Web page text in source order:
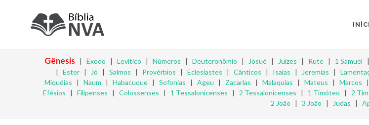
Gênesis | Êxodo | Levítico | Números | Deuteronômio | Josué| Juízes | Rute| 1 Samuel |
| Ester| Jó | Salmos | Provérbios | Eclesiastes | Cânticos | Isaías | Jeremias |
Miquéias | Naum | Habacuque | Sofonias | Ageu | Zacarias | Malaquias | Mateus | Marcos |
Efésios | Filipenses | Colossenses | 1 Tessalonicenses | 2 Tessalonicenses | 1 Timóteo | 2
2 João | 3 João | Judas |